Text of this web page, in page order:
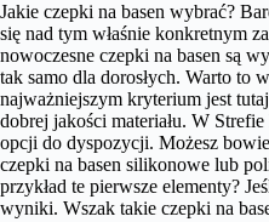
Jakie czepki na basen wybrać?
się nad tym właśnie konkretnym
nowoczesne czepki na basen są
tak samo dla dorosłych. Warto to
najważniejszym kryterium jest
dobrej jakości materiału. W Strefie
opcji do dyspozycji. Możesz
czepki na basen silikonowe lub
przykład te pierwsze elementy?
wyniki. Wszak takie czepki na